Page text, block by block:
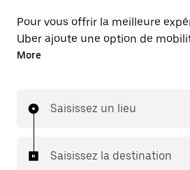
Pour vous offrir la meilleure
Uber ajoute une option de
maintenant disponibles dans
More
Saisissez un lieu
Saisissez la destination